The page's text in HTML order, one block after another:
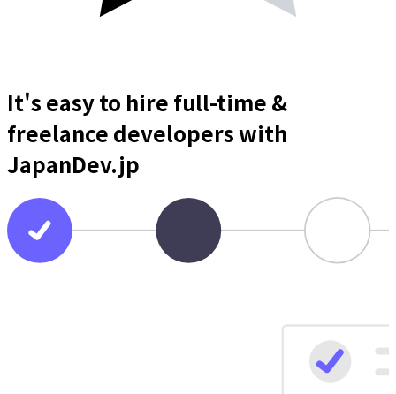
It's easy to hire full-time &
freelance developerswith
JapanDev.jp